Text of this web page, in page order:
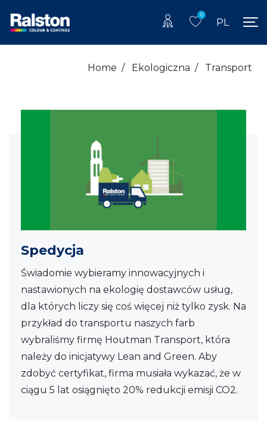
0
PL
Home / Ekologiczna / Transport
Spedycja
Świadomie wybieramy innowacyjnych i
nastawionych na ekologię dostawców usług,
dla których liczy się coś więcej niż tylko zysk. Na
przykład do transportu naszych farb
wybraliśmy firmę Houtman Transport, która
należy do inicjatywy Lean and Green. Aby
zdobyć certyfikat, firma musiała wykazać, że w
ciągu 5 lat osiągnięto 20% redukcji emisji CO2.